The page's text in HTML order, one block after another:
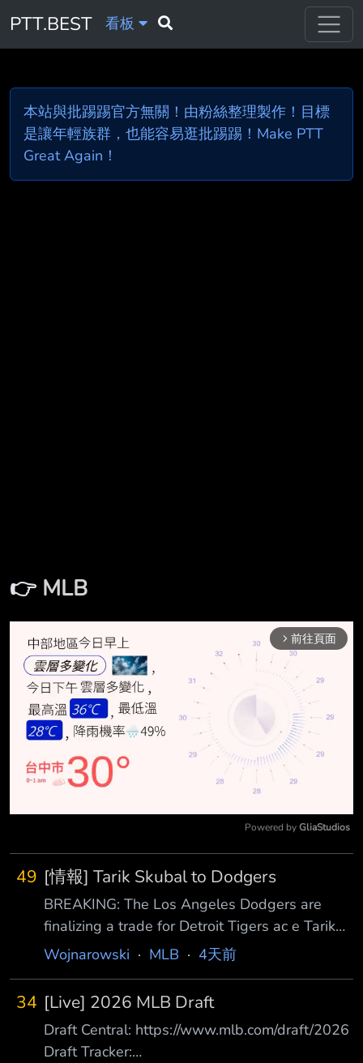
PTT.BEST 看板
本站與批踢踢官方無關！由粉絲整理製作！目標
是讓年輕族群，也能容易逛批踢踢！Make PTT
Great Again！
👉 MLB
arrow_forward_ios 前往頁面
Powered by GliaStudios
49 [情報] Tarik Skubal to Dodgers
BREAKING: The Los Angeles Dodgers are
finalizing a trade for Detroit Tigers ac e Tarik
Skubal, sources tell ESPN.
2652400 The Los Angeles Dodgers are
acquiring Tarik Skubal for outfielder Zyhir
Hope, right-hande
Wojnarowski · MLB · 4天前
34 [Live] 2026 MLB Draft
Draft Central: https://www.mlb.com/draft/2026
Draft Tracker: